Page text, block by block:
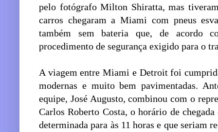
pelo fotógrafo Milton Shiratta, mas
carros chegaram a Miami com pneus
também sem bateria que, de acordo
procedimento de segurança exigido para o
A viagem entre Miami e Detroit foi
modernas e muito bem pavimentadas.
equipe, José Augusto, combinou com o
Carlos Roberto Costa, o horário de
determinada para às 11 horas e que seriam